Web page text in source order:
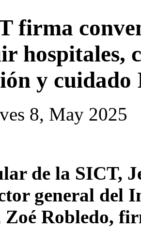
firma
hospitales,
y
8, May 2025
de la SICT,
general del
Zoé Robledo,